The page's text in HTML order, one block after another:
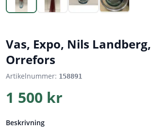
Vas, Expo, Nils Landberg,
Orrefors
Artikelnummer: 158891
1 500 kr
Beskrivning